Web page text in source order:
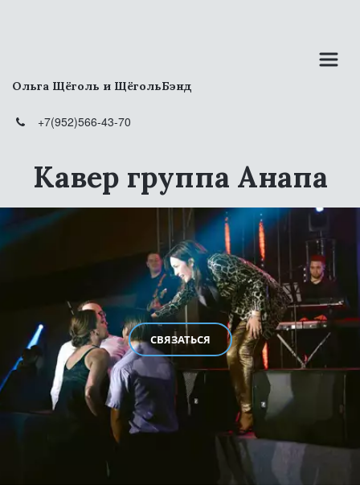
Ольга Щёголь и ЩёгольБэнд
+7(952)566-43-70
Кавер группа Анапа
СВЯЗАТЬСЯ